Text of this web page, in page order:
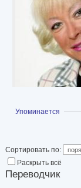
Показать
Упоминается
Сортировать по:
Раскрыть всё
Переводчик